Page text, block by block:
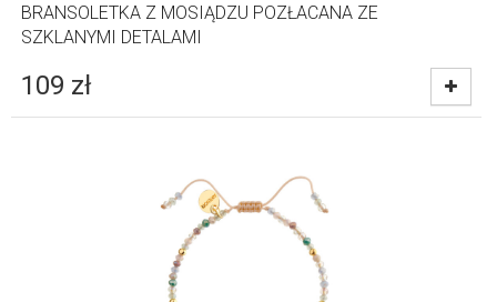
BRANSOLETKA Z MOSIĄDZU POZŁACANA ZE
SZKLANYMI DETALAMI
109 zł